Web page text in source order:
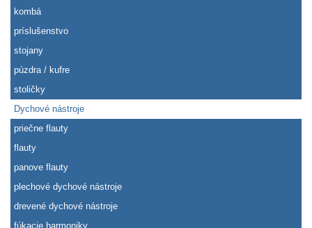
kombá
príslušenstvo
stojany
púzdra / kufre
stoličky
Dychové nástroje
priečne flauty
flauty
panove flauty
plechové dychové nástroje
drevené dychové nástroje
fúkacie harmoniky